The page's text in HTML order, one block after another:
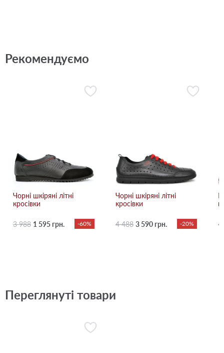
Рекомендуємо
Чорні шкіряні літні
кросівки
3 988 1 595 грн. -60%
Чорні шкіряні літні
кросівки
4 488 3 590 грн. -20% 4
Переглянуті товари